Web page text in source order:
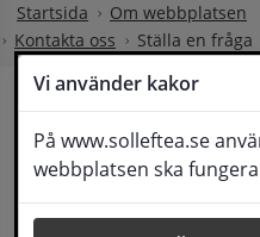
Vi använder kakor
På www.solleftea.se
webbplatsen ska
Startsida
Om webbplatsen
Kontakta oss
Ställa en fråga
Ställa en fråga
Om din fråga är